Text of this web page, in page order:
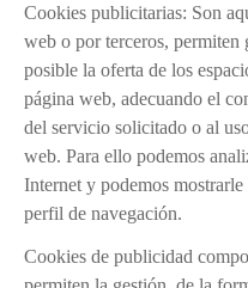
Cookies publicitarias: Son
web o por terceros, permiten
posible la oferta de los
página web, adecuando el
del servicio solicitado o al
web. Para ello podemos
Internet y podemos
perfil de navegación.
Cookies de publicidad